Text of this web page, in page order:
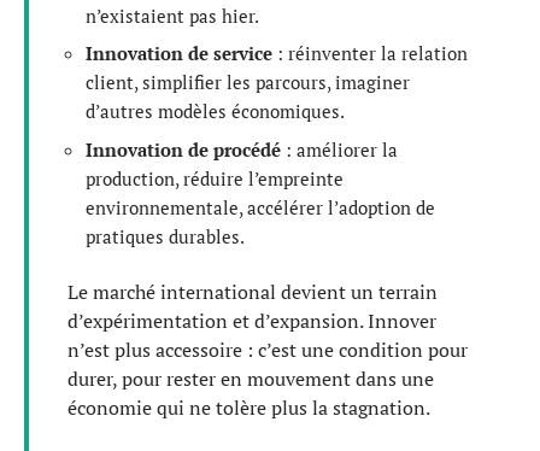
n’existaient pas hier.
Innovation de service : réinventer la relation
client, simplifier les parcours, imaginer
d’autres modèles économiques.
Innovation de procédé : améliorer la
production, réduire l’empreinte
environnementale, accélérer l’adoption de
pratiques durables.
Le marché international devient un terrain
d’expérimentation et d’expansion. Innover
n’est plus accessoire : c’est une condition pour
durer, pour rester en mouvement dans une
économie qui ne tolère plus la stagnation.